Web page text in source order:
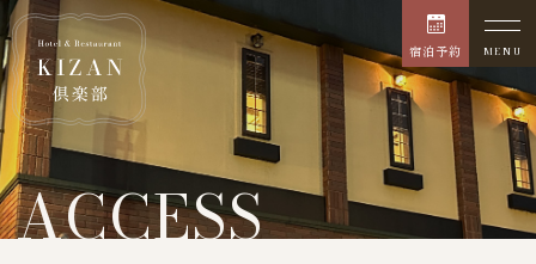
宿泊予約 MENU
ACCESS